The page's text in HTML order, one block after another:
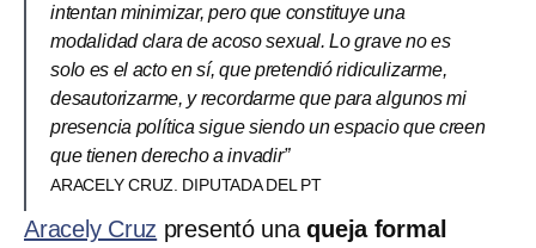
intentan minimizar, pero que constituye una
modalidad clara de acoso sexual. Lo grave no es
solo es el acto en sí, que pretendió ridiculizarme,
desautorizarme, y recordarme que para algunos mi
presencia política sigue siendo un espacio que creen
que tienen derecho a invadir”
ARACELY CRUZ. DIPUTADA DEL PT
Aracely Cruz presentó unaqueja formal